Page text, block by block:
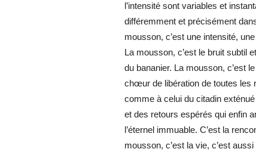
l’intensité sont variables et
différemment et précisément
mousson, c’est une intensité,
La mousson, c’est le bruit subtil
du bananier. La mousson, c’est
chœur de libération de toutes les
comme à celui du citadin
et des retours espérés qui enfin
l’éternel immuable. C’est la
mousson, c’est la vie, c’est